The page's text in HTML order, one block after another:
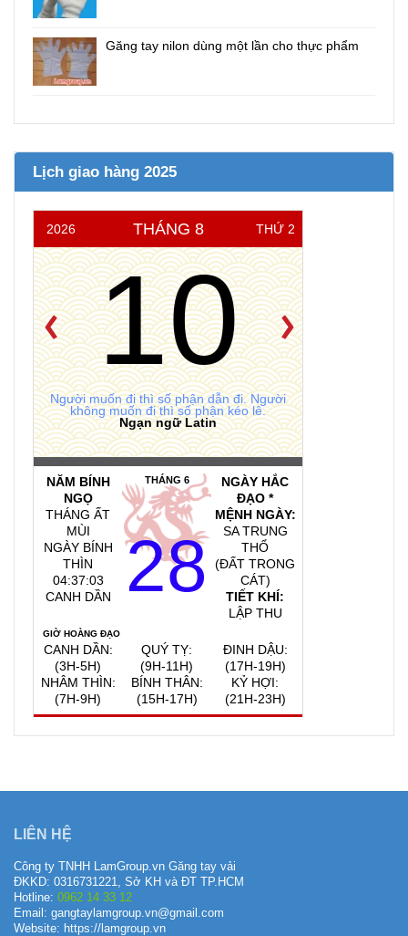
Găng tay nilon dùng một lần cho thực phẩm
Lịch giao hàng 2025
2026 THÁNG 8 THỨ 2
10
Người muốn đi thì số phận dẫn đi. Người
không muốn đi thì số phận kéo lê.
Ngạn ngữ Latin
NĂM BÍNH
NGỌ
THÁNG ẤT
MÙI
NGÀY BÍNH
THÌN
04:37:04
CANH DẦN
THÁNG 6
28
NGÀY HẮC
ĐẠO *
MỆNH NGÀY:
SA TRUNG
THỔ
(ĐẤT TRONG
CÁT)
TIẾT KHÍ:
LẬP THU
GIỜ HOÀNG ĐẠO
CANH DẦN:
(3H-5H)
NHÂM THÌN:
(7H-9H)
QUÝ TỴ:
(9H-11H)
BÍNH THÂN:
(15H-17H)
ĐINH DẬU:
(17H-19H)
KỶ HỢI:
(21H-23H)
LIÊN HỆ
Công ty TNHH LamGroup.vn Găng tay vải
ĐKKD: 0316731221, Sở KH và ĐT TP.HCM
Hotline: 0962 14 33 12
Email: gangtaylamgroup.vn@gmail.com
Website: https://lamgroup.vn